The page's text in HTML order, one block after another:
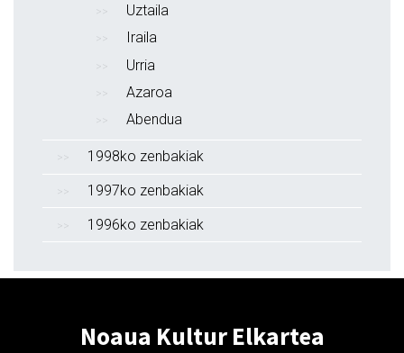
Uztaila
Iraila
Urria
Azaroa
Abendua
1998ko zenbakiak
1997ko zenbakiak
1996ko zenbakiak
Noaua Kultur Elkartea